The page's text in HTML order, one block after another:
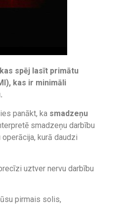
spēj lasīt primātu
kas ir minimāli
panākt, ka smadzeņu
smadzeņu darbību
kurā daudzi
uztver nervu darbību
pirmais solis,